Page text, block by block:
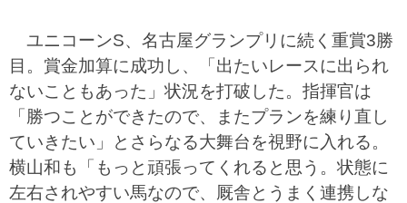
ユニコーンS、名古屋グランプリに続く重賞3勝
目。賞金加算に成功し、「出たいレースに出られ
ないこともあった」状況を打破した。指揮官は
「勝つことができたので、またプランを練り直し
ていきたい」とさらなる大舞台を視野に入れる。
横山和も「もっと頑張ってくれると思う。状態に
左右されやすい馬なので、厩舎とうまく連携しな